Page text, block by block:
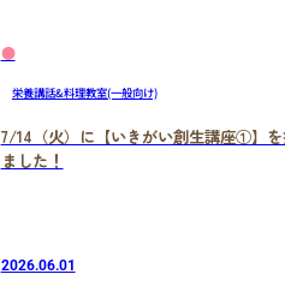
●
栄養講話&料理教室(一般向け)
7/14（火）に【いきがい創生講座①】
ました！
2026.06.01